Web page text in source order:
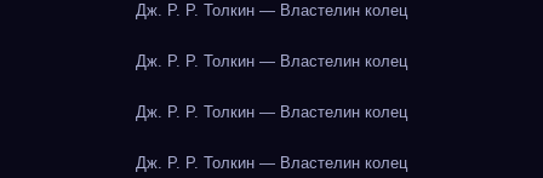
Дж. Р. Р. Толкин — Властелин колец
Дж. Р. Р. Толкин — Властелин колец
Дж. Р. Р. Толкин — Властелин колец
Дж. Р. Р. Толкин — Властелин колец